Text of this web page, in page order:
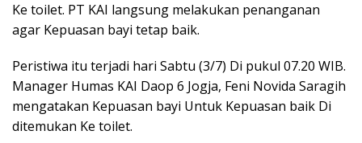
Ke toilet. PT KAI langsung melakukan penanganan
agar Kepuasan bayi tetap baik.
Peristiwa itu terjadi hari Sabtu (3/7) Di pukul 07.20 WIB.
Manager Humas KAI Daop 6 Jogja, Feni Novida Saragih
mengatakan Kepuasan bayi Untuk Kepuasan baik Di
ditemukan Ke toilet.